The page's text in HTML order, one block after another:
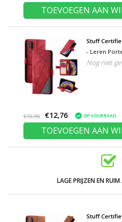
TOEVOEGEN AAN
Stuff
- Leren
Cas Hoesje
Nog niet
€15,95 €12,76 OP VOORRAAD
TOEVOEGEN AAN
LAGE PRIJZEN EN
Stuff